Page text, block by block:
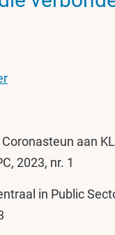
aan
2023, nr. 1
in Public